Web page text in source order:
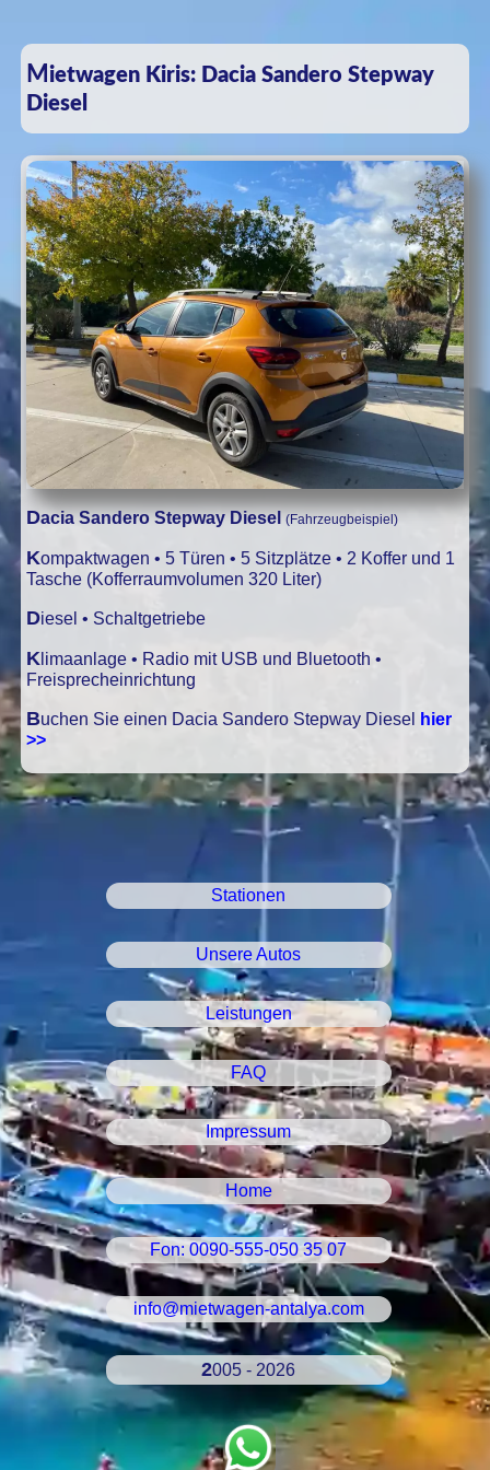
Mietwagen Kiris: Dacia Sandero Stepway
Diesel
Dacia Sandero Stepway Diesel (Fahrzeugbeispiel)
Kompaktwagen • 5 Türen • 5 Sitzplätze • 2 Koffer und 1
Tasche (Kofferraumvolumen 320 Liter)
Diesel • Schaltgetriebe
Klimaanlage • Radio mit USB und Bluetooth •
Freisprecheinrichtung
Buchen Sie einen Dacia Sandero Stepway Diesel
hier
>>
Stationen
Unsere Autos
Leistungen
FAQ
Impressum
Home
Fon: 0090-555-050 35 07
info@mietwagen-antalya.com
2005 - 2026